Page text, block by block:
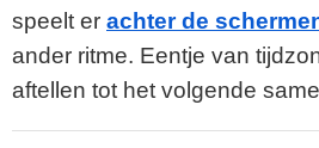
speelt er achter de
ander ritme. Eentje van
aftellen tot het volgende